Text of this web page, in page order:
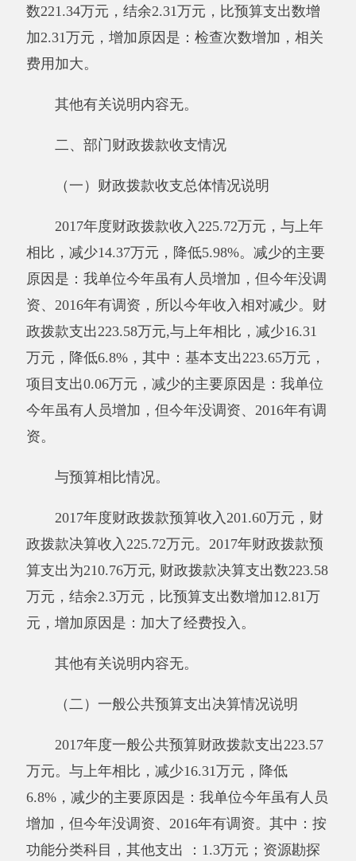
6.8%，减少的主要原因是：我单位今年虽有人员
增加，但今年没调资、2016年有调资。其中：按
功能分类科目，其他支出 ：1.3万元；资源勘探
出：24.66万元。按经济分类科目，基本支出和
184.10万元； 商品和服务支出： 21.96万元；对
与预算相比情况。
2017年年初预算支出为210.76万元,决算支出
数223.57万元，结余2.31万元，比预算支出数增
加12.82万元，增加的原因是：检查次数增多，
相关费用加大。
其他有关说明内容无。
元，与上年相比，无增减变化。政府性基金预算
财政拨款支出0万元，与上年相比，无增减变
与预算相比情况无。
其他有关说明内容无。
2017年度政府性基金预算支出0万元。与上
年相比，无增减变化。
与预算相比情况无。
其他有关说明内容无。
其他有关说明内容。
三、部门结转结余情况